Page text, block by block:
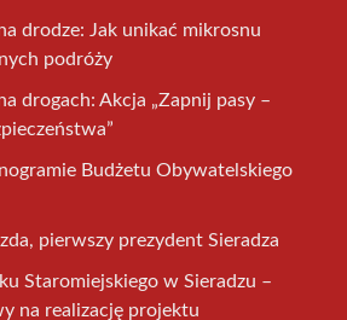
drodze: Jak unikać mikrosnu
podróży
drogach: Akcja „Zapnij pasy –
Budżetu Obywatelskiego
pierwszy prezydent Sieradza
Staromiejskiego w Sieradzu –
na realizację projektu